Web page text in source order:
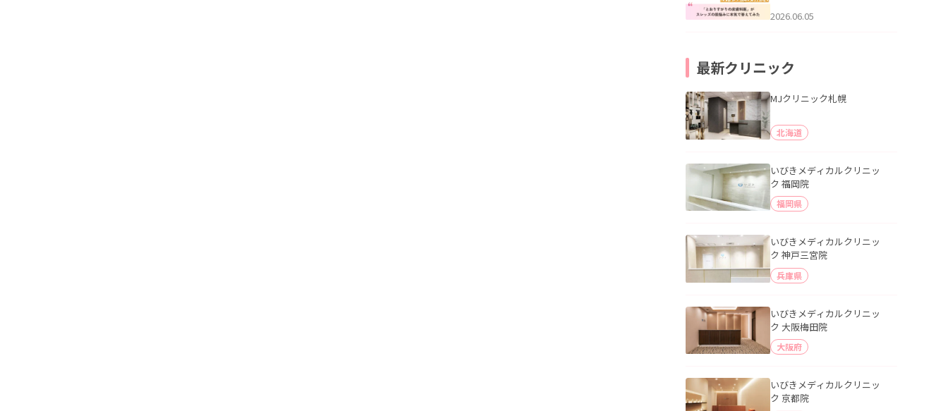
ッズの肌悩みに本気で答え
2026.06.05
最新クリニック
MJクリニック札幌
北海道
いびきメディカルクリニッ
ク 福岡院
福岡県
いびきメディカルクリニッ
ク 神戸三宮院
兵庫県
いびきメディカルクリニッ
ク 大阪梅田院
大阪府
いびきメディカルクリニッ
ク 京都院